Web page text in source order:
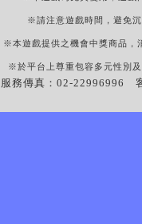
※請注意遊戲時間，避免
※本遊戲提供之機會中獎商品，
※於平台上尊重包容多元性別
務傳真：02-22996996